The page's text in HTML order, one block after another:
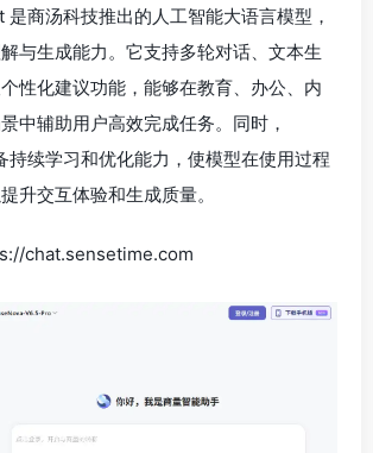
商汤科技推出的人工智能大语言模型，
与生成能力。它支持多轮对话、文本生
性化建议功能，能够在教育、办公、内
中辅助用户高效完成任务。同时，
持续学习和优化能力，使模型在使用过程
升交互体验和生成质量。
chat.sensetime.com